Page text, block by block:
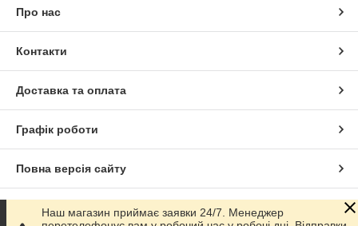
Про нас
Контакти
Доставка та оплата
Графік роботи
Повна версія сайту
Сайт створено на маркетплейсі Prom.ua
Наш магазин приймає заявки 24/7. Менеджер